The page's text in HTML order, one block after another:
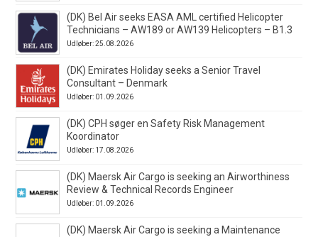
(DK) Bel Air seeks EASA AML certified Helicopter
Technicians – AW189 or AW139 Helicopters – B1.3
Udløber: 25.08.2026
(DK) Emirates Holiday seeks a Senior Travel
Consultant – Denmark
Udløber: 01.09.2026
(DK) CPH søger en Safety Risk Management
Koordinator
Udløber: 17.08.2026
(DK) Maersk Air Cargo is seeking an Airworthiness
Review & Technical Records Engineer
Udløber: 01.09.2026
(DK) Maersk Air Cargo is seeking a Maintenance